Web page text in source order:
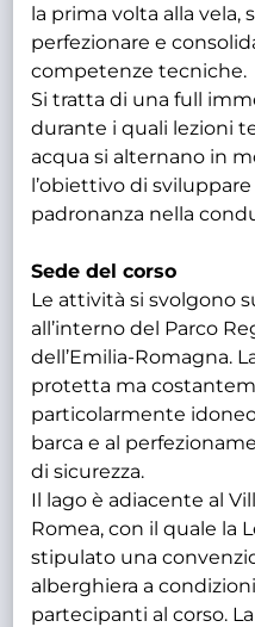
la prima volta alla vela,
perfezionare e
competenze tecniche.
Si tratta di una full
durante i quali lezioni
acqua si alternano in
l’obiettivo di
padronanza nella
Sede del corso
Le attività si svolgono
all’interno del Parco
dell’Emilia-Romagna.
protetta ma
particolarmente
barca e al
di sicurezza.
Il lago è adiacente al
Romea, con il quale la
stipulato una
alberghiera a
partecipanti al corso.